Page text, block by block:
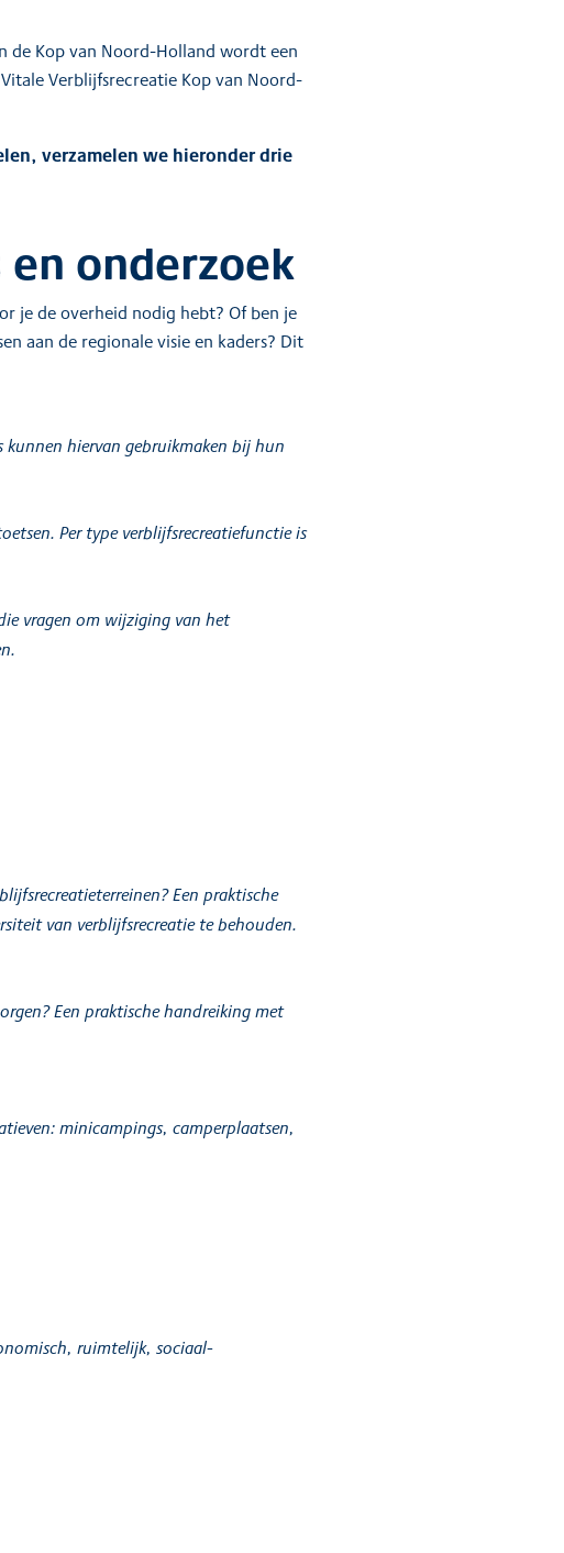
de Kop van Noord-Holland wordt een
Verblijfsrecreatie Kop van Noord-
verzamelen we hieronder drie
onderzoek
je de overheid nodig hebt? Of ben je
aan de regionale visie en kaders? Dit
kunnen hiervan gebruikmaken bij hun
Per type verblijfsrecreatiefunctie is
vragen om wijziging van het
Een praktische
van verblijfsrecreatie te behouden.
Een praktische handreiking met
minicampings, camperplaatsen,
ruimtelijk, sociaal-